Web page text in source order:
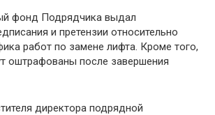
фонд Подрядчика выдал
и претензии относительно
работ по замене лифта. Кроме того,
оштрафованы после завершения
директора подрядной